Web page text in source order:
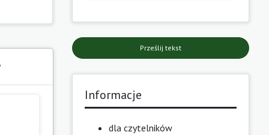
Prześlij tekst
Informacje
dla czytelników